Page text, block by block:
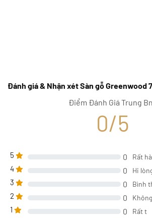
Đánh giá & Nhận xét Sàn gỗ Greenwood
Điểm Đánh Giá Trung
0/5
5 0 Rất
4 0 Hi
3 0 Bình
2 0
1 0 Rất t